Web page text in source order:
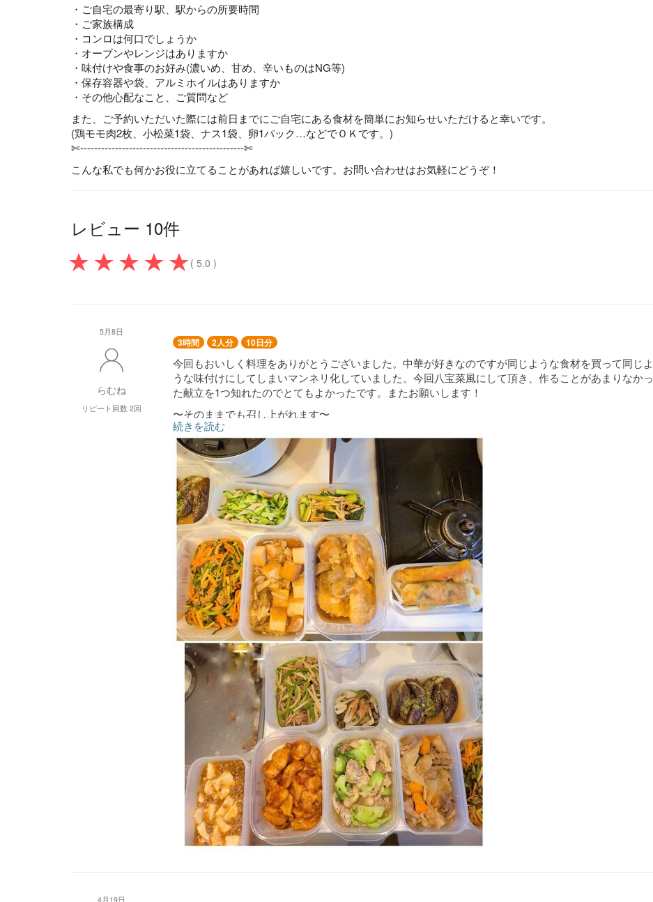
・ご自宅の最寄り駅、駅からの所要時間
・ご家族構成
・コンロは何口でしょうか
・オーブンやレンジはありますか
・味付けや食事のお好み(濃いめ、甘め、辛いものはNG等)
・保存容器や袋、アルミホイルはありますか
・その他心配なこと、ご質問など
また、ご予約いただいた際には前日までにご自宅にある食材を簡単にお知らせいただけると幸いです。
(鶏モモ肉2枚、小松菜1袋、ナス1袋、卵1パック…などでＯＫです。)
✄----------------------------------------------‐✄
こんな私でも何かお役に立てることがあれば嬉しいです。お問い合わせはお気軽にどうぞ！
レビュー 10件
( 5.0 )
5月8日
らむね
リピート回数 2回
3時間 2人分 10日分
今回もおいしく料理をありがとうございました。中華が好きなのですが同じような食材を買って同じよ
うな味付けにしてしまいマンネリ化していました。今回八宝菜風にして頂き、作ることがあまりなかっ
た献立を1つ知れたのでとてもよかったです。またお願いします！
〜そのままでも召し上がれます〜
なすの焼き浸し
うま辛きゅうり
ちくわときゅうりのナムル
ナスとちくわの和風炒め
〜温めてお召し上がりください〜
青椒肉絲
鶏肉のさっぱり煮
ヤンニョムチキン
ねぎ塩チキン＆チンゲン菜
麻婆豆腐
春巻き(5本揚げずにラップで巻いてあります！)
厚揚げのひき肉きのこあんかけ
プルコギ
野菜たっぷり照り焼き豆腐ハンバーグ
エビとチンゲン菜の塩あんかけ(召し上がっていただきありがとうございました‪🫶🏻︎)
続きを読む
4月19日